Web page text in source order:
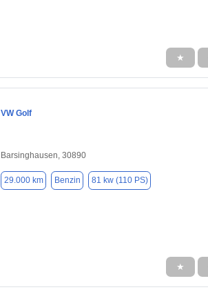
★
VW Golf
Barsinghausen, 30890
29.000 km Benzin 81 kw (110 PS)
★